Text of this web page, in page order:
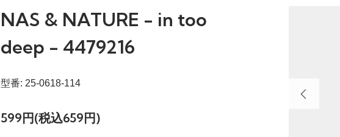
NAS & NATURE - in too
deep - 4479216
型番: 25-0618-114
599円(税込659円)